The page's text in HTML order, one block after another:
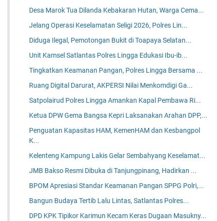
Desa Marok Tua Dilanda Kebakaran Hutan, Warga Cema...
Jelang Operasi Keselamatan Seligi 2026, Polres Lin...
Diduga Ilegal, Pemotongan Bukit di Toapaya Selatan...
Unit Kamsel Satlantas Polres Lingga Edukasi Ibu-ib...
Tingkatkan Keamanan Pangan, Polres Lingga Bersama ...
Ruang Digital Darurat, AKPERSI Nilai Menkomdigi Ga...
Satpolairud Polres Lingga Amankan Kapal Pembawa Ri...
Ketua DPW Gema Bangsa Kepri Laksanakan Arahan DPP,...
Penguatan Kapasitas HAM, KemenHAM dan Kesbangpol
K...
Kelenteng Kampung Lakis Gelar Sembahyang Keselamat...
JMB Bakso Resmi Dibuka di Tanjungpinang, Hadirkan ...
BPOM Apresiasi Standar Keamanan Pangan SPPG Polri,...
Bangun Budaya Tertib Lalu Lintas, Satlantas Polres...
DPD KPK Tipikor Karimun Kecam Keras Dugaan Masukny...